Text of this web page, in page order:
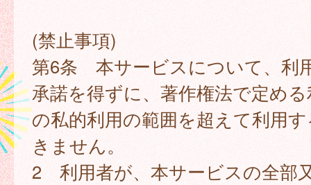
(禁止事項)
第6条 本サービスについて、利
承諾を得ずに、著作権法で定め
の私的利用の範囲を超えて利用
きません。
2 利用者が、本サービスの全部